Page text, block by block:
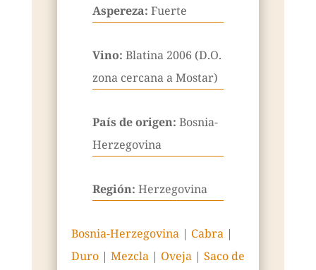
Aspereza: Fuerte
Vino: Blatina 2006 (D.O.
zona cercana a Mostar)
País de origen: Bosnia-
Herzegovina
Región: Herzegovina
Bosnia-Herzegovina| Cabra|
Duro| Mezcla| Oveja| Saco de